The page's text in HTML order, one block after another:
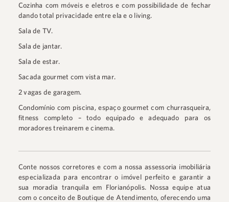
Cozinha com móveis e eletros e com possibilidade de fechar
dando total privacidade entre ela e o living.⠀
Sala de TV. ⠀
Sala de jantar.⠀
Sala de estar. ⠀
Sacada gourmet com vista mar.⠀
2 vagas de garagem.⠀
Condomínio com piscina, espaço gourmet com churrasqueira,
fitness completo – todo equipado e adequado para os
moradores treinarem e cinema.⠀
Conte nossos corretores e com a nossa assessoria imobiliária
especializada para encontrar o imóvel perfeito e garantir a
sua moradia tranquila em Florianópolis. Nossa equipe atua
com o conceito de Boutique de Atendimento, oferecendo uma